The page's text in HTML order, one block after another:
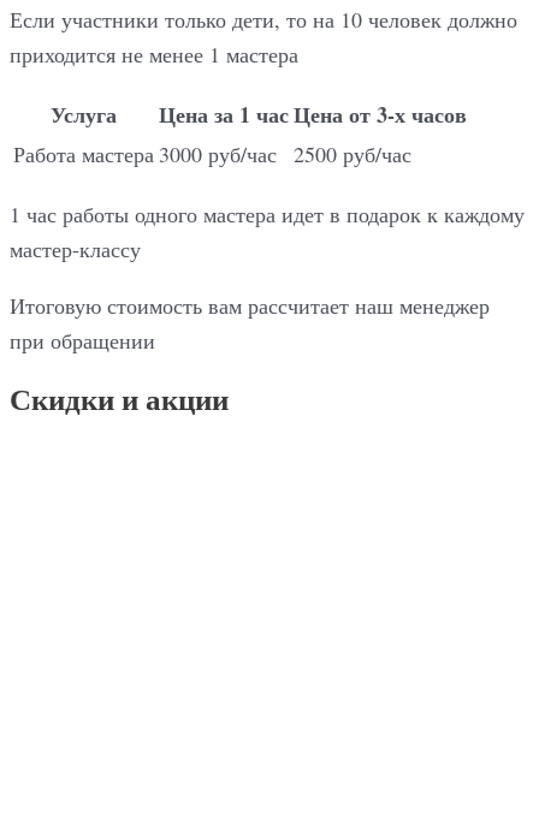
Если участники только дети, то на 10 человек должно
приходится не менее 1 мастера
Услуга Цена за 1 часЦена от 3-х часов
Работа мастера 3000 руб/час 2500 руб/час
1 час работы одного мастера идет в подарок к каждому
мастер-классу
Итоговую стоимость вам рассчитает наш менеджер
при обращении
Скидки и акции